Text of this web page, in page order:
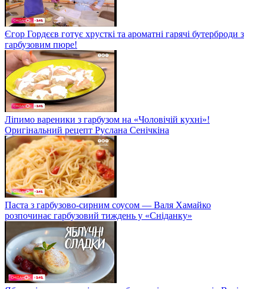
Єгор Гордєєв готує хрусткі та ароматні гарячі бутерброди з
гарбузовим пюре!
Ліпимо вареники з гарбузом на «Чоловічій кухні»!
Оригінальний рецепт Руслана Сенічкіна
Паста з гарбузово-сирним соусом — Валя Хамайко
розпочинає гарбузовий тиждень у «Сніданку»